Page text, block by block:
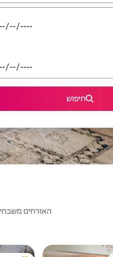
חיפוש
האורחים